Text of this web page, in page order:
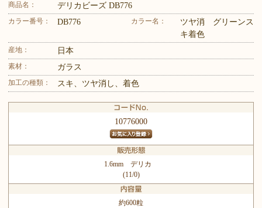
商品名： デリカビーズ DB776
カラー番号： DB776 カラー名：
ツヤ消 グリーンス
キ着色
産地： 日本
素材： ガラス
加工の種類： スキ、ツヤ消し、着色
10776000
1.6mm デリカ
(11/0)
約600粒